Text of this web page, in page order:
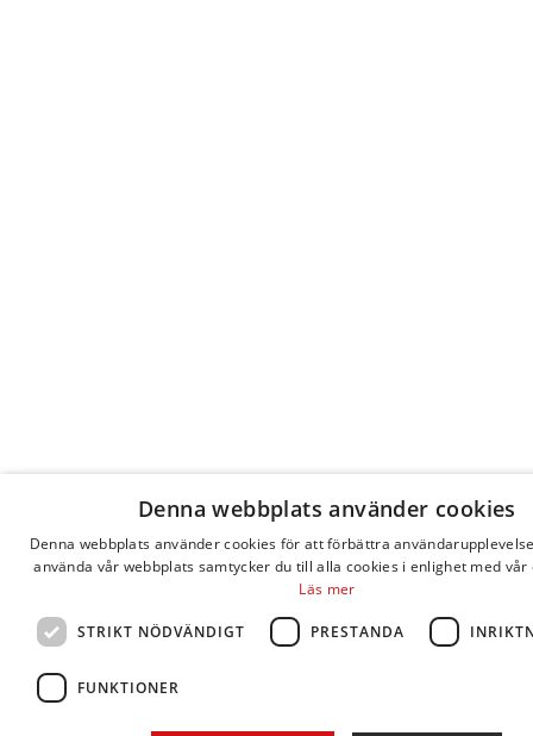
Denna webbplats använder cookies
Denna webbplats använder cookies för att förbättra
använda vår webbplats samtycker du till alla cookies i enlighet med vår
Läs mer
STRIKT NÖDVÄNDIGT PRESTANDA
FUNKTIONER